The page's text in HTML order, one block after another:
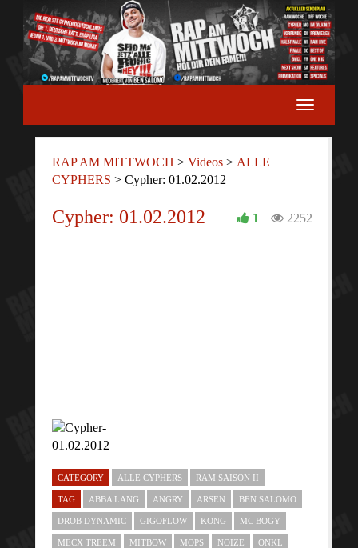
RAP AM MITTWOCH > Videos > ALLE
CYPHERS > Cypher: 01.02.2012
Cypher: 01.02.2012 2252
1
CATEGORY ALLE CYPHERS RAM SAISON II
TAG ABBA LANG ANGRY ARSEN BEN SALOMO
DROB DYNAMIC GIGOFLOW KONG MC BOGY
MECX TREEM MITBOW MOPS NOIZE ONKL